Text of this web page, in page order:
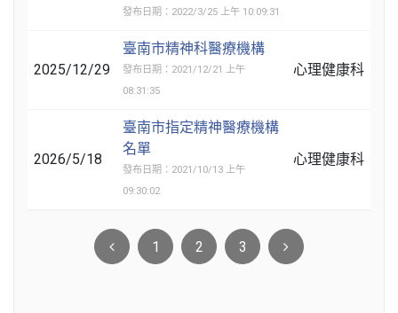
發布日期：2022/3/25 上午 10:09:31
2025/12/29
臺南市精神科醫療機構
發布日期：2021/12/21 上午
08:31:35
心理健康科
2026/5/18
臺南市指定精神醫療機構
名單
發布日期：2021/10/13 上午
09:30:02
心理健康科
1 2 3